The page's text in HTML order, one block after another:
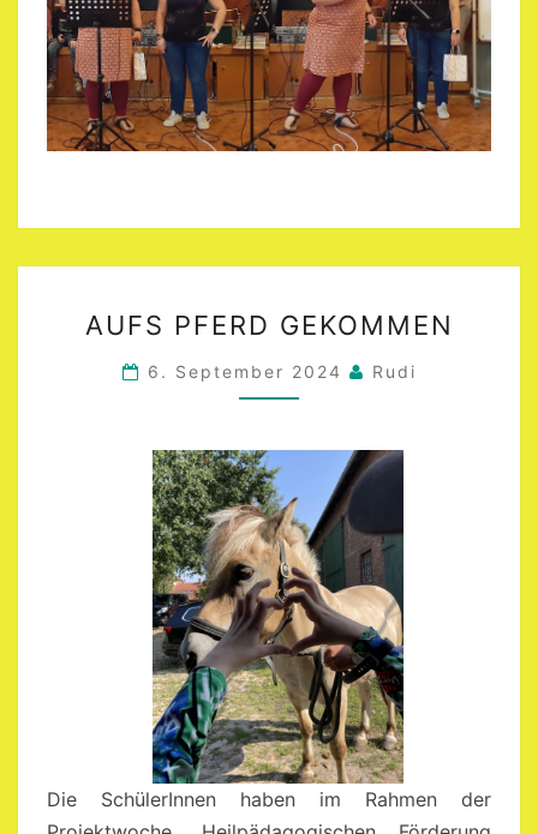
PFERD
GEKOMMEN
AUFS PFERD GEKOMMEN
6. September 2024 Rudi
Die SchülerInnen haben im Rahmen der